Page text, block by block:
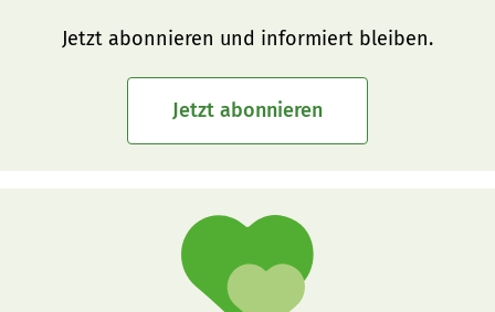
Jetzt abonnieren und informiert bleiben.
Jetzt abonnieren